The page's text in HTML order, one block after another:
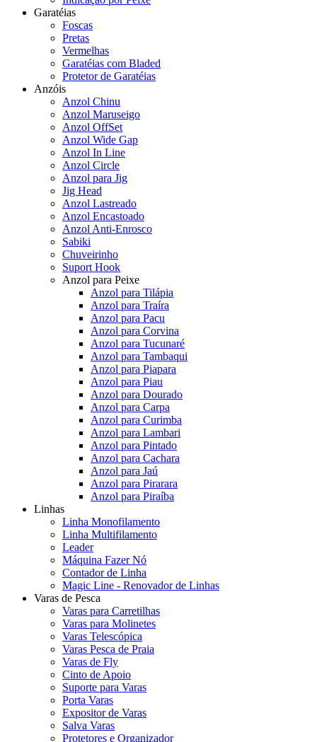
Garatéias
Foscas
Pretas
Vermelhas
Garatéias com Bladed
Protetor de Garatéias
Anzóis
Anzol Chinu
Anzol Maruseigo
Anzol OffSet
Anzol Wide Gap
Anzol In Line
Anzol Circle
Anzol para Jig
Jig Head
Anzol Lastreado
Anzol Encastoado
Anzol Anti-Enrosco
Sabiki
Chuveirinho
Suport Hook
Anzol para Peixe
Anzol para Tilápia
Anzol para Traíra
Anzol para Pacu
Anzol para Corvina
Anzol para Tucunaré
Anzol para Tambaqui
Anzol para Piapara
Anzol para Piau
Anzol para Dourado
Anzol para Carpa
Anzol para Curimba
Anzol para Lambari
Anzol para Pintado
Anzol para Cachara
Anzol para Jaú
Anzol para Pirarara
Anzol para Piraíba
Linhas
Linha Monofilamento
Linha Multifilamento
Leader
Máquina Fazer Nó
Contador de Linha
Magic Line - Renovador de Linhas
Varas de Pesca
Varas para Carretilhas
Varas para Molinetes
Varas Telescópica
Varas Pesca de Praia
Varas de Fly
Cinto de Apoio
Suporte para Varas
Porta Varas
Expositor de Varas
Salva Varas
Protetores e Organizador